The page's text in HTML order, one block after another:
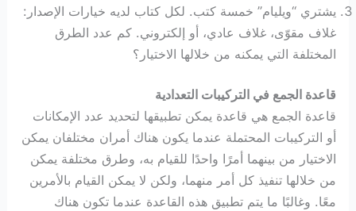
يشتري “ويليام” خمسة كتب. لكل كتاب لديه خيارات الإصدار:
غلاف مقوّى، غلاف عادي، أو إلكتروني. كم عدد الطرق
المختلفة التي يمكنه من خلالها الاختيار؟
قاعدة الجمع في التركيبات التعدادية
قاعدة الجمع هي قاعدة يمكن تطبيقها لتحديد عدد الإمكانات
أو التركيبات المحتملة عندما يكون هناك أمران مختلفان يمكن
الاختيار من بينهما أمرًا واحدًا للقيام به، وطرق مختلفة يمكن
من خلالها تنفيذ كل أمر منهما، ولكن لا يمكن القيام بالأمرين
معًا. وغالبًا ما يتم تطبيق هذه القاعدة عندما تكون هناك